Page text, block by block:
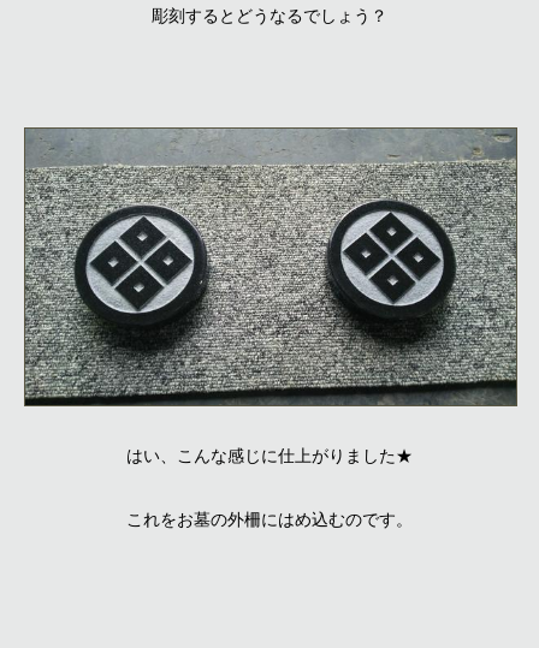
彫刻するとどうなるでしょう？
はい、こんな感じに仕上がりました★
これをお墓の外柵にはめ込むのです。